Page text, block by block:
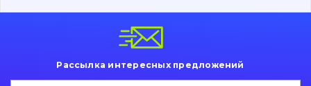
Рассылка интересных предложений